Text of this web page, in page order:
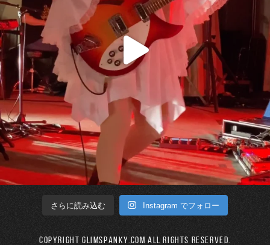
さらに読み込む Instagram でフォロー
Copyright GLIMSPANKY.COM All Rights Reserved.